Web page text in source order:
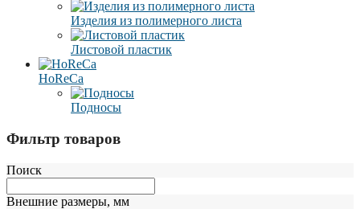
Изделия из полимерного листа
Листовой пластик
HoReCa
Подносы
Фильтр товаров
Поиск
Внешние размеры, мм